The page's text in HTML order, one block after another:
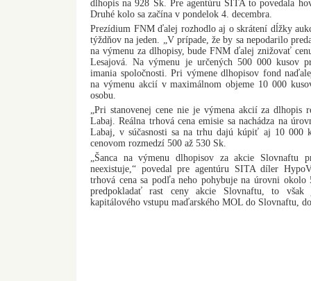
dlhopis na 928 Sk. Pre agentúru SITA to povedala
Druhé kolo sa začína v pondelok 4. decembra.
Prezídium FNM ďalej rozhodlo aj o skrátení dĺžky
týždňov na jeden. „V prípade, že by sa nepodarilo
na výmenu za dlhopisy, bude FNM ďalej znižovať
Lesajová. Na výmenu je určených 500 000 kusov
imania spoločnosti. Pri výmene dlhopisov fond
na výmenu akcií v maximálnom objeme 10 000
osobu.
„Pri stanovenej cene nie je výmena akcií za dlhopis
Labaj. Reálna trhová cena emisie sa nachádza na
Labaj, v súčasnosti sa na trhu dajú kúpiť aj 10 000
cenovom rozmedzí 500 až 530 Sk.
„Šanca na výmenu dlhopisov za akcie Slovnaftu
neexistuje,“ povedal pre agentúru SITA díler
trhová cena sa podľa neho pohybuje na úrovni okolo
predpokladať rast ceny akcie Slovnaftu, to však
kapitálového vstupu maďarského MOL do Slovnaftu,